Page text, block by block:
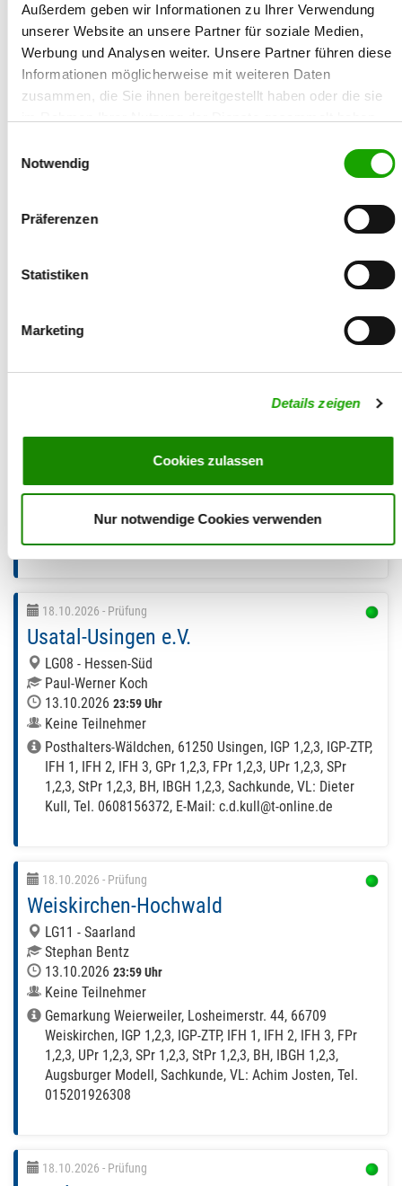
Außerdem geben wir Informationen zu Ihrer Verwendung
unserer Website an unsere Partner für soziale Medien,
Werbung und Analysen weiter. Unsere Partner führen diese
Informationen möglicherweise mit weiteren Daten
zusammen, die Sie ihnen bereitgestellt haben oder die sie
unsere Webseite weiterhin nutzen.
Notwendig
Präferenzen
Statistiken
Marketing
Details zeigen
Cookies zulassen
Nur notwendige Cookies verwenden
18.10.2026- Prüfung
Pforzheim-Sedan
LG12 - Baden
Ralf Egenberger
Keine Teilnehmer
IFH 1, IFH 2, IFH 3, BH, IBGH 1,2,3, Sachkunde, VL:
Alexander Pfitzenmeier, E-Mail:
18.10.2026
LG18 - Sachsen
Keine Teilnehmer
Pausaer Str. 173, 08525 Plauen, IGP 1,2,3, IFH 1, IFH 2,
1,2,3, Sachkunde, VL: Bernd Büttner, Tel. 03741524960 o.
015129130502, Fax: 037415959779, E-Mail:
18.10.2026 - Prüfung
Usatal-Usingen e.V.
LG08 - Hessen-Süd
Paul-Werner Koch
13.10.2026 23:59 Uhr
Keine Teilnehmer
Posthalters-Wäldchen, 61250 Usingen, IGP 1,2,3, IGP-ZTP,
IFH 1, IFH 2, IFH 3, GPr 1,2,3, FPr 1,2,3, UPr 1,2,3, SPr
1,2,3, StPr 1,2,3, BH, IBGH 1,2,3, Sachkunde, VL: Dieter
Kull, Tel. 0608156372, E-Mail: c.d.kull@t-online.de
18.10.2026 - Prüfung
Weiskirchen-Hochwald
LG11 - Saarland
Stephan Bentz
13.10.2026 23:59 Uhr
Keine Teilnehmer
Gemarkung Weierweiler, Losheimerstr. 44, 66709
Weiskirchen, IGP 1,2,3, IGP-ZTP, IFH 1, IFH 2, IFH 3, FPr
1,2,3, UPr 1,2,3, SPr 1,2,3, StPr 1,2,3, BH, IBGH 1,2,3,
Augsburger Modell, Sachkunde, VL: Achim Josten, Tel.
015201926308
18.10.2026 - Prüfung